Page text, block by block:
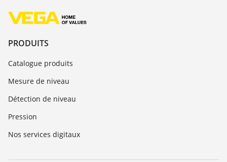
PRODUITS
Catalogue produits
Mesure de niveau
Détection de niveau
Pression
Nos services digitaux